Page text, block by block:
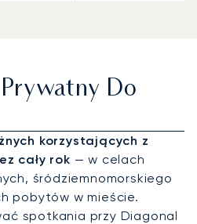
Do
korzystających z
cały rok — w celach
śródziemnomorskiego
pobytów w mieście.
spotkania przy Diagonal